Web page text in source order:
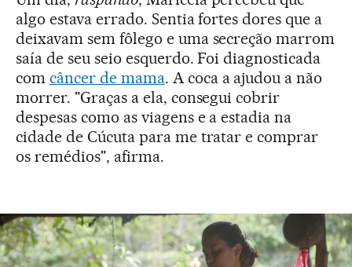
algo estava errado. Sentia fortes dores que a
deixavam sem fôlego e uma secreção marrom
saía de seu seio esquerdo. Foi diagnosticada
com câncer de mama. A coca a ajudou a não
morrer. "Graças a ela, consegui cobrir
despesas como as viagens e a estadia na
cidade de Cúcuta para me tratar e comprar
os remédios", afirma.